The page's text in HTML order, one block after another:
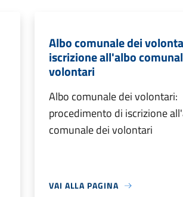
Albo comunale dei
iscrizione all'albo
volontari
Albo comunale dei volontari:
procedimento di iscrizione
comunale dei volontari
VAI ALLA PAGINA